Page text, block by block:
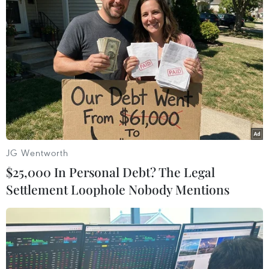
tăng 20 đồng ở cả chiều mua và bán so với cùng
thời điểm ngày 20/5.
Tại Techcombank, giá đồng bạc xanh được niêm
yết ở mức 23.325 - 23.465 VND/USD (mua vào -
bán ra), tăng 15 đồng ở cả chiều mua và bán so
với cùng thời điểm ngày 20/5./.
(TTXVN/Vietnam+)
JG Wentworth
$25,000 In Personal Debt? The Legal
Settlement Loophole Nobody Mentions